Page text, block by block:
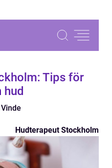
Tips för
Hudterapeut Stockholm